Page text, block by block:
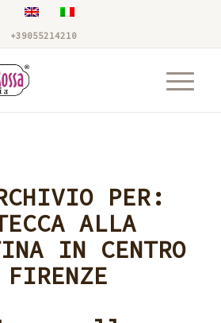
+39055214210
PER:
ALLA
IN CENTRO